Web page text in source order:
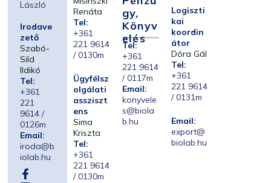
László
Irodave
zető
Szabó-
Sild
Ildikó
Tel:
+361
221
9614 /
0126m
Email:
iroda@b
iolab.hu
Renáta
Tel:
+361
221 9614
/ 0130m
Ügyfélsz
olgálati
assziszt
ens
Sima
Kriszta
Tel:
+361
221 9614
/ 0130m
Gy,
Könyv
Elés
Tel:
+361
221 9614
/ 0117m
Email:
konyvele
s@biola
b.hu
Logiszti
kai
koordin
átor
Dóra Gál
Tel:
+361
221 9614
/ 0131m
Email:
export@
biolab.hu